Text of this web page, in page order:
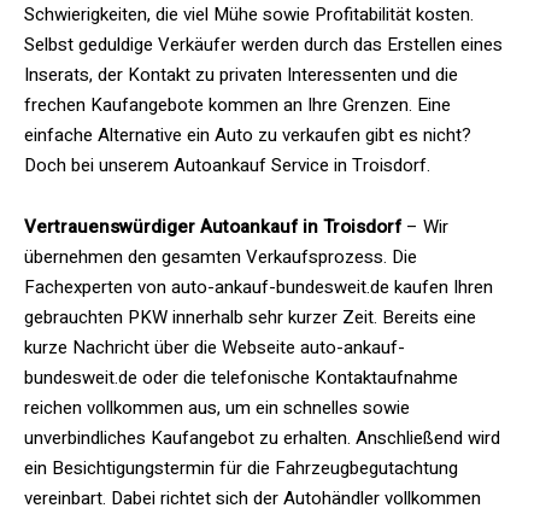
Schwierigkeiten, die viel Mühe sowie Profitabilität kosten.
Selbst geduldige Verkäufer werden durch das Erstellen eines
Inserats, der Kontakt zu privaten Interessenten und die
frechen Kaufangebote kommen an Ihre Grenzen. Eine
einfache Alternative ein Auto zu verkaufen gibt es nicht?
Doch bei unserem Autoankauf Service inTroisdorf.
Vertrauenswürdiger Autoankauf in Troisdorf– Wir
übernehmen den gesamten Verkaufsprozess. Die
Fachexperten von auto-ankauf-bundesweit.de kaufen Ihren
gebrauchten PKW innerhalb sehr kurzer Zeit. Bereits eine
kurze Nachricht über die Webseite auto-ankauf-
bundesweit.de oder die telefonische Kontaktaufnahme
reichen vollkommen aus, um ein schnelles sowie
unverbindliches Kaufangebot zu erhalten. Anschließend wird
ein Besichtigungstermin für die Fahrzeugbegutachtung
vereinbart. Dabei richtet sich der Autohändler vollkommen